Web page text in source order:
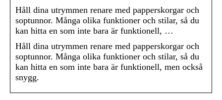
Håll dina utrymmen renare med papperskorgar och
soptunnor. Många olika funktioner och stilar, så du
kan hitta en som inte bara är funktionell, …
Håll dina utrymmen renare med papperskorgar och
soptunnor. Många olika funktioner och stilar, så du
kan hitta en som inte bara är funktionell, men också
snygg.